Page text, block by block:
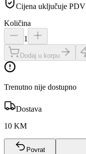
Cijena uključuje PDV
Količina
1
Dodaj u korpu
Trenutno nije dostupno
Dostava
10 KM
Povrat